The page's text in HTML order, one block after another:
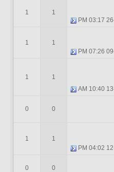
03:17 PM
1
1
07:26 PM
1
1
10:40 AM
1
1
0
0
04:02 PM
1
1
0
0